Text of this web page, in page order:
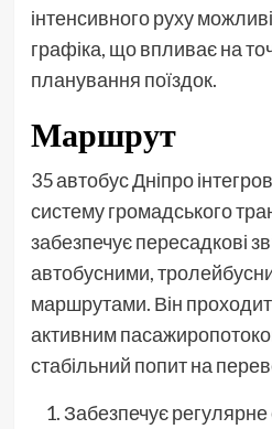
інтенсивного руху
графіка, що впливає на
планування поїздок.
Маршрут
35 автобус Дніпро
систему громадського
забезпечує пересадкові
автобусними,
маршрутами. Він
активним
стабільний попит на
Забезпечує регулярне